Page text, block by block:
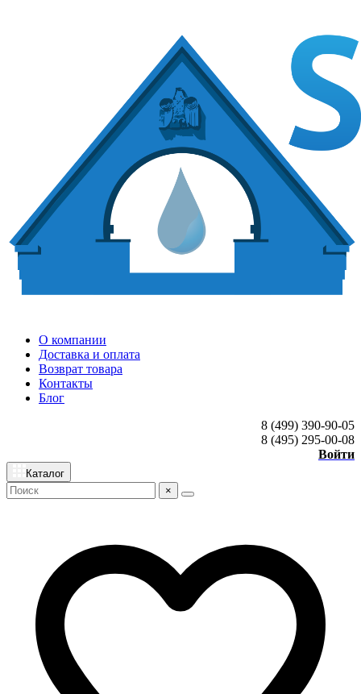
О компании
Доставка и оплата
Возврат товара
Контакты
Блог
8 (499) 390-90-05
8 (495) 295-00-08
Войти
Каталог
×